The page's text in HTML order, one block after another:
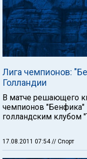
Лига чемпионов:
Голландии
В матче решающего
чемпионов "Бенфика"
голландским клубом
17.08.2011 07:54// Спорт